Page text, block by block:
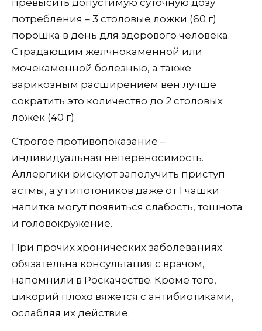
превысить допустимую суточную дозу
потребления – 3 столовые ложки (60 г)
порошка в день для здорового человека.
Страдающим желчнокаменной или
мочекаменной болезнью, а также
варикозным расширением вен лучше
сократить это количество до 2 столовых
ложек (40 г).
Строгое противопоказание –
индивидуальная непереносимость.
Аллергики рискуют заполучить приступ
астмы, а у гипотоников даже от 1 чашки
напитка могут появиться слабость, тошнота
и головокружение.
При прочих хронических заболеваниях
обязательна консультация с врачом,
напомнили в Роскачестве. Кроме того,
цикорий плохо вяжется с антибиотиками,
ослабляя их действие.